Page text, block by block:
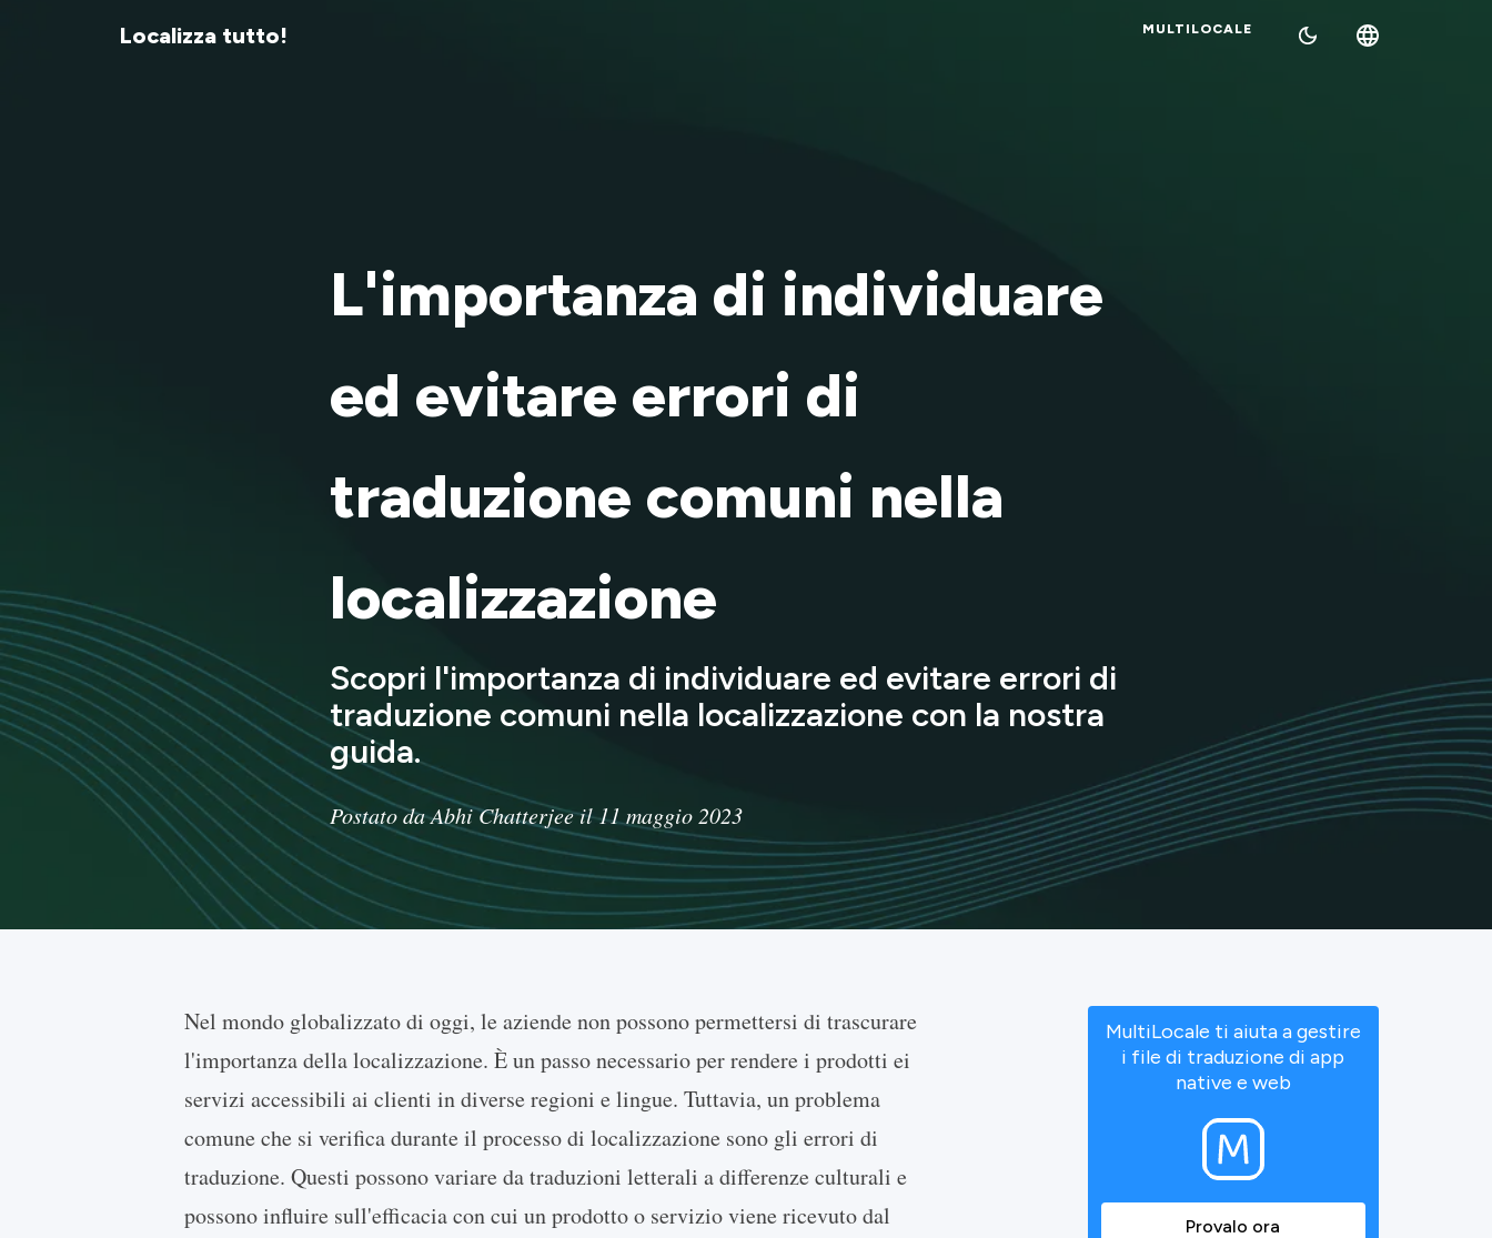
Localizza tutto! MULTILOCALE
L'importanza di individuare
ed evitare errori di
traduzione comuni nella
localizzazione
Scopri l'importanza di individuare ed evitare errori di
traduzione comuni nella localizzazione con la nostra
guida.
Postato da Abhi Chatterjee il 11 maggio 2023
Nel mondo globalizzato di oggi, le aziende non possono permettersi di trascurare
l'importanza della localizzazione. È un passo necessario per rendere i prodotti ei
servizi accessibili ai clienti in diverse regioni e lingue. Tuttavia, un problema
comune che si verifica durante il processo di localizzazione sono gli errori di
traduzione. Questi possono variare da traduzioni letterali a differenze culturali e
possono influire sull'efficacia con cui un prodotto o servizio viene ricevuto dal
MultiLocale ti aiuta a gestire
i file di traduzione di app
native e web
Provalo ora